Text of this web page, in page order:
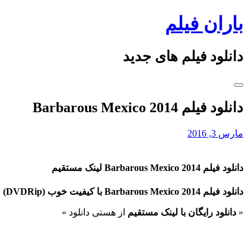
Skip
to
content
باران فیلم
دانلود فیلم های جدید
دانلود فیلم Barbarous Mexico 2014
مارس 3, 2016
دانلود فیلم Barbarous Mexico 2014 لینک مستقیم
دانلود فیلم Barbarous Mexico 2014 با کیفیت خوب (DVDRip)
« دانلود رایگان با لینک مستقیم از هستی دانلود »